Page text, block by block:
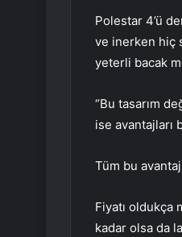
Polestar 4’ü
ve inerken hiç
yeterli bacak
“Bu tasarım
ise avantajları
Tüm bu
Fiyatı oldukça
kadar olsa da